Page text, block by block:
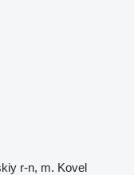
r-n, m. Kovel